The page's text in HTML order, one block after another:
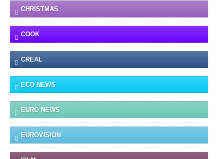
CHRISTMAS
COOK
CREAL
ECO NEWS
EURO NEWS
EUROVISION